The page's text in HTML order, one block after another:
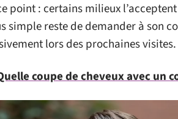
point : certains milieux
simple reste de demander à son
lors des prochaines visites.
coupe de cheveux avec un